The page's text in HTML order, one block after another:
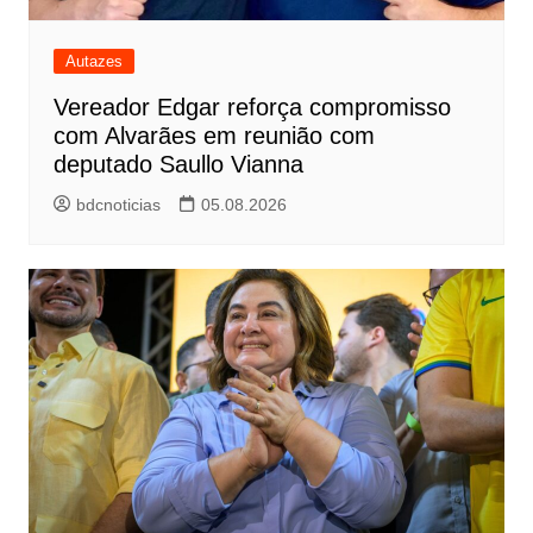
Autazes
Vereador Edgar reforça compromisso
com Alvarães em reunião com
deputado Saullo Vianna
bdcnoticias 05.08.2026